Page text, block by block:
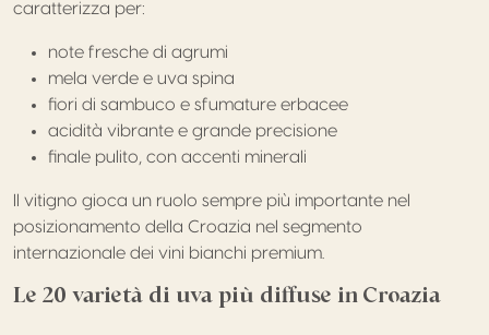
caratterizza per:
note fresche di agrumi
mela verde e uva spina
fiori di sambuco e sfumature erbacee
acidità vibrante e grande precisione
finale pulito, con accenti minerali
Il vitigno gioca un ruolo sempre più importante nel
posizionamento della Croazia nel segmento
internazionale dei vini bianchi premium.
Le 20 varietà di uva più diffuse in Croazia